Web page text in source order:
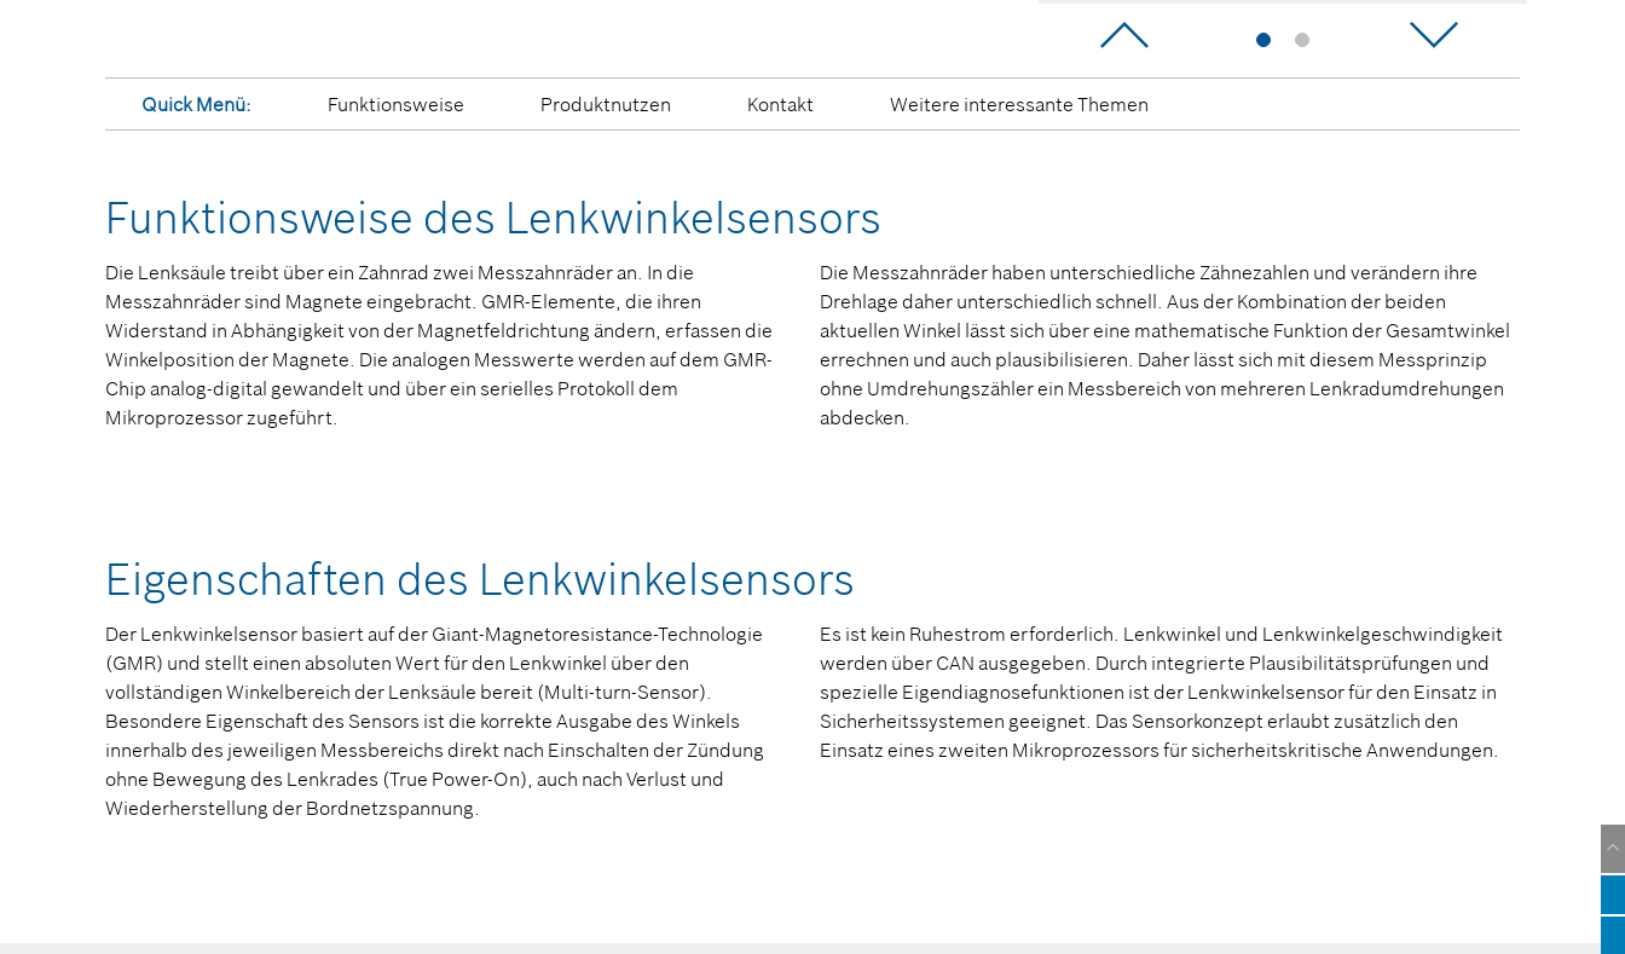
Quick Menü: Funktionsweise Produktnutzen Kontakt Weitere interessante Themen
Funktionsweise des Lenkwinkelsensors
Die Lenksäule treibt über ein Zahnrad zwei Messzahnräder an. In die
Messzahnräder sind Magnete eingebracht. GMR-Elemente, die ihren
Widerstand in Abhängigkeit von der Magnetfeldrichtung ändern, erfassen die
Winkelposition der Magnete. Die analogen Messwerte werden auf dem GMR-
Chip analog-digital gewandelt und über ein serielles Protokoll dem
Mikroprozessor zugeführt.
Die Messzahnräder haben unterschiedliche Zähnezahlen und verändern ihre
Drehlage daher unterschiedlich schnell. Aus der Kombination der beiden
aktuellen Winkel lässt sich über eine mathematische Funktion der Gesamtwinkel
errechnen und auch plausibilisieren. Daher lässt sich mit diesem Messprinzip
ohne Umdrehungszähler ein Messbereich von mehreren Lenkradumdrehungen
abdecken.
Eigenschaften des Lenkwinkelsensors
Der Lenkwinkelsensor basiert auf der Giant-Magnetoresistance-Technologie
(GMR) und stellt einen absoluten Wert für den Lenkwinkel über den
vollständigen Winkelbereich der Lenksäule bereit (Multi-turn-Sensor).
Besondere Eigenschaft des Sensors ist die korrekte Ausgabe des Winkels
innerhalb des jeweiligen Messbereichs direkt nach Einschalten der Zündung
ohne Bewegung des Lenkrades (True Power-On), auch nach Verlust und
Wiederherstellung der Bordnetzspannung.
Es ist kein Ruhestrom erforderlich. Lenkwinkel und Lenkwinkelgeschwindigkeit
werden über CAN ausgegeben. Durch integrierte Plausibilitätsprüfungen und
spezielle Eigendiagnosefunktionen ist der Lenkwinkelsensor für den Einsatz in
Sicherheitssystemen geeignet. Das Sensorkonzept erlaubt zusätzlich den
Einsatz eines zweiten Mikroprozessors für sicherheitskritische Anwendungen.